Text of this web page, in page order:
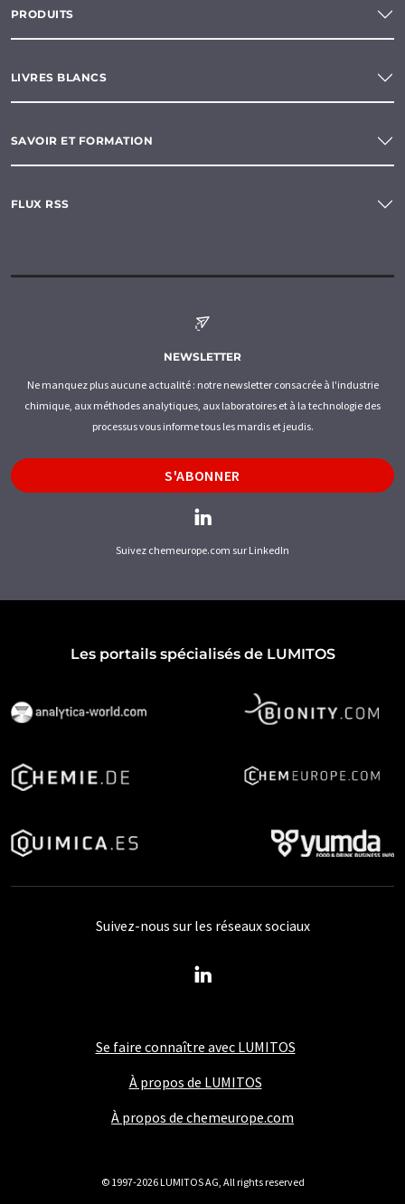
PRODUITS
LIVRES BLANCS
SAVOIR ET FORMATION
FLUX RSS
NEWSLETTER
Ne manquez plus aucune actualité : notre newsletter consacrée à l'industrie
chimique, aux méthodes analytiques, aux laboratoires et à la technologie des
processus vous informe tous les mardis et jeudis.
S'ABONNER
Suivez chemeurope.com sur LinkedIn
Les portails spécialisés de LUMITOS
Se faire connaître avec LUMITOS
À propos de LUMITOS
À propos de chemeurope.com
Suivez-nous sur les réseaux sociaux
© 1997-2026 LUMITOS AG, All rights reserved